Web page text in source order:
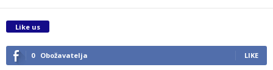
Like us
0 Obožavatelja LIKE